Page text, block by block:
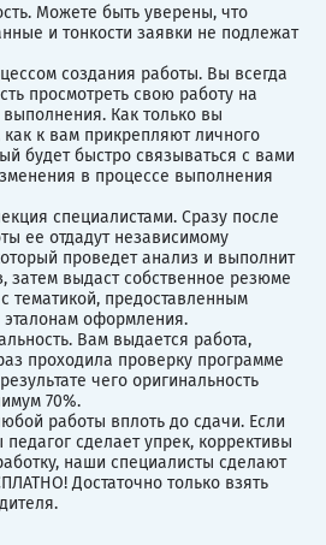
Можете быть уверены, что
и тонкости заявки не подлежат
создания работы. Вы всегда
просмотреть свою работу на
Как только вы
к вам прикрепляют личного
будет быстро связываться с вами
в процессе выполнения
специалистами. Сразу после
ее отдадут независимому
проведет анализ и выполнит
затем выдаст собственное резюме
тематикой, предоставленным
оформления.
Вам выдается работа,
проходила проверку программе
чего оригинальность
70%.
работы вплоть до сдачи. Если
сделает упрек, коррективы
наши специалисты сделают
Достаточно только взять